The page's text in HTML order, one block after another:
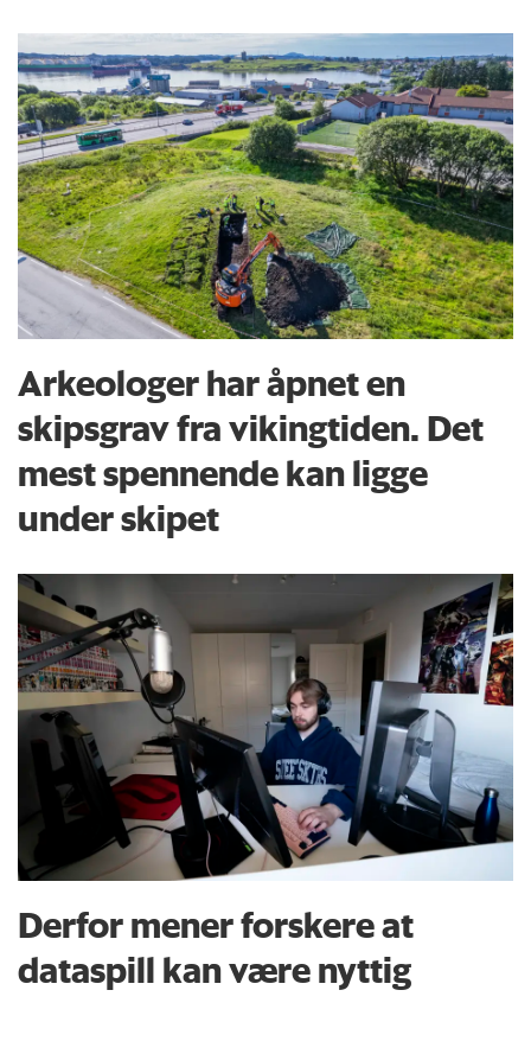
Arkeologer har åpnet en
skipsgrav fra vikingtiden. Det
mest spennende kan ligge
under skipet
Derfor mener forskere at
dataspill kan være nyttig